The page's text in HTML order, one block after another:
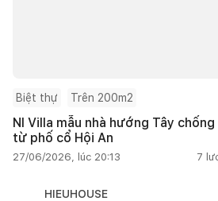
Biệt thự Trên 200m2
NI Villa mẫu nhà hướng Tây
từ phố cổ Hội An
27/06/2026, lúc 20:13 7
HIEUHOUSE